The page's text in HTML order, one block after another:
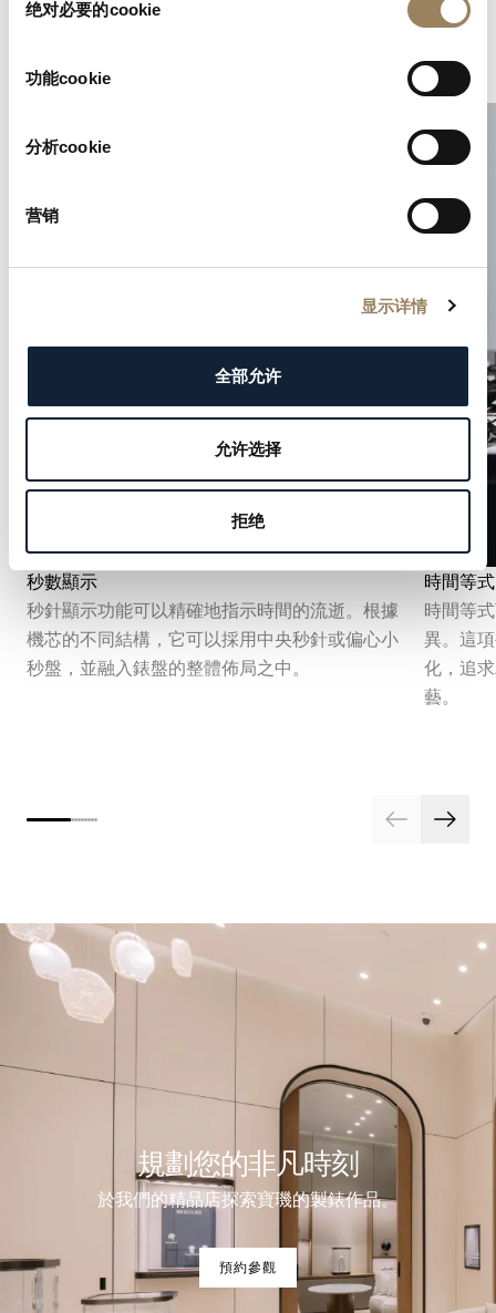
绝对必要的cookie
功能cookie
分析cookie
营销
显示详情
全部允许
允许选择
拒绝
秒數顯示
秒針顯示功能可以精確地指示時間的流逝。根據
機芯的不同結構，它可以採用中央秒針或偏心小
秒盤，並融入錶盤的整體佈局之中。
時間等式
時間等
異。這
化，追
藝。
規劃您的非凡時刻
於我們的精品店探索寶璣的製錶作品。
預約參觀